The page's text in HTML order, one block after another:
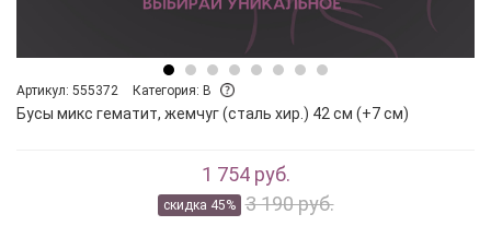
Артикул: 555372 Категория: B
Бусы микс гематит, жемчуг (сталь хир.) 42 см (+7 см)
1 754 руб.
скидка 45% 3 190 руб.